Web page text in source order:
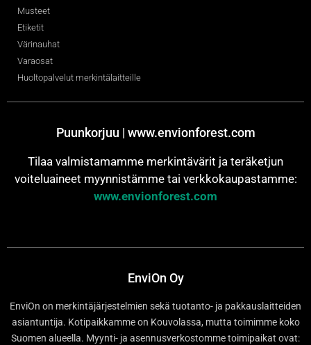
Musteet
Etiketit
Värinauhat
Varaosat
Huoltopalvelut merkintälaitteille
Puunkorjuu | www.envionforest.com
Tilaa valmistamamme merkintävärit ja teräketjun
voiteluaineet myynnistämme tai verkkokaupastamme:
www.envionforest.com
EnviOn Oy
EnviOn on merkintäjärjestelmien sekä tuotanto- ja pakkauslaitteiden
asiantuntija. Kotipaikkamme on Kouvolassa, mutta toimimme koko
Suomen alueella. Myynti- ja asennusverkostomme toimipaikat ovat: